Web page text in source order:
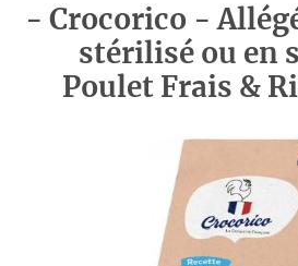
- Crocorico -
stérilisé ou en
Poulet Frais &